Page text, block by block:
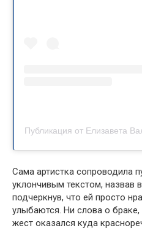
Публикация от Елизавета
Сама артистка сопроводила
уклончивым текстом, назвав
подчеркнув, что ей просто
улыбаются. Ни слова о
жест оказался куда